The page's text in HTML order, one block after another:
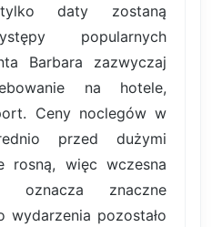
daty zostaną
popularnych
Barbara zazwyczaj
na hotele,
Ceny noclegów w
przed dużymi
rosną, więc wczesna
oznacza znaczne
pozostało